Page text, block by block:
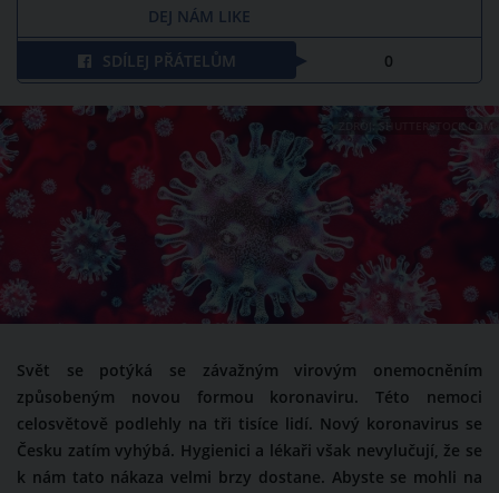
DEJ NÁM LIKE
SDÍLEJ PŘÁTELŮM 0
ZDROJ: SHUTTERSTOCK.COM
Svět se potýká se závažným virovým onemocněním
způsobeným novou formou koronaviru. Této nemoci
celosvětově podlehly na tři tisíce lidí. Nový koronavirus se
Česku zatím vyhýbá. Hygienici a lékaři však nevylučují, že se
k nám tato nákaza velmi brzy dostane. Abyste se mohli na